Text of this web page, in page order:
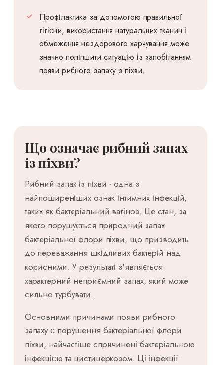
Профілактика за допомогою правильної
гігієни, використання натуральних тканин і
обмеження нездорового харчування може
значно поліпшити ситуацію із запобіганням
появи рибного запаху з піхви.
Що означає рибний запах
із піхви?
Рибний запах із піхви - одна з
найпоширеніших ознак інтимних інфекцій,
таких як бактеріальний вагіноз. Це стан, за
якого порушується природний запах
бактеріальної флори піхви, що призводить
до переважання шкідливих бактерій над
корисними. У результаті з'являється
характерний неприємний запах, який може
сильно турбувати.
Основними причинами появи рибного
запаху є порушення бактеріальної флори
піхви, найчастіше спричинені бактеріальною
інфекцією та цистицеркозом. Ці інфекції